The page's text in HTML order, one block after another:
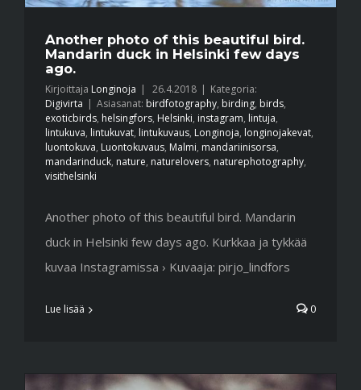
Another photo of this beautiful bird.
Mandarin duck in Helsinki few days
ago.
Kirjoittaja Longinoja | 26.4.2018 | Kategoria:
Digivirta | Asiasanat: birdfotography, birding, birds,
exoticbirds, helsingfors, Helsinki, instagram, lintuja,
lintukuva, lintukuvat, lintukuvaus, Longinoja, longinojakevat,
luontokuva, Luontokuvaus, Malmi, mandariinisorsa,
mandarinduck, nature, naturelovers, naturephotography,
visithelsinki
Another photo of this beautiful bird. Mandarin
duck in Helsinki few days ago. Kurkkaa ja tykkää
kuvaa Instagramissa › Kuvaaja: pirjo_lindfors
Lue lisää 0